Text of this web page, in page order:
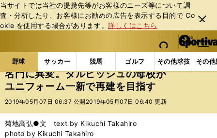
当サイトでは当社の提携先等がお客様のニーズ等について調
査・分析したり、お客様にお勧めの広告を表⽰する⽬的で Co
okie を使⽤する場合があります。詳しくはこちら
閉じ
る
web Sportiva (webスポルティーバ)
検索
マイペ
ー
ジ
メニュ
野球 サッカー 競馬 ゴルフ その他球技 その
b
ス
ポ
ル
バ
野球の記事一覧 高校野球他 名門に異変。ダルビッ
名門に異変。ダルビッシュの母校が
ユニフォーム一新で再建を目指す
2019年05月07日 06:37 公開 2019年05月07日 06:40 更新
菊地高弘●文 text by Kikuchi Takahiro
photo by Kikuchi Takahiro